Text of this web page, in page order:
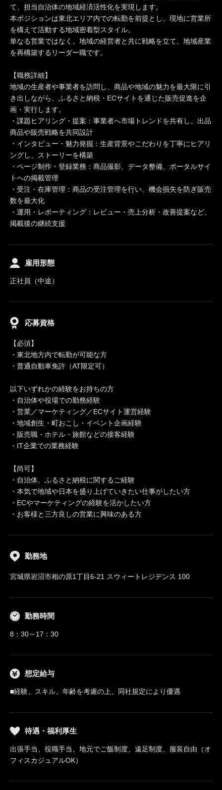
て、担当自治体の地域経済活性化を実現します。
本ポジションは東北エリア内での転勤を前提とし、現地に営業所
を構えて活動する地域密着型スタイル。
単なる営業ではなく、地域の経営者と共に戦略を立て、地域産業
を再構築するリーダー職です。
【職務詳細】
地域の生産者や事業者を訪問し、商品や地域の魅力を最大限に引
き出しながら、ふるさと納税・ECサイトを通じた販売促進を企
画・実行します。
・課題ヒアリング・提案：事業者へ市場トレンドを共有し、出品
商品や販売戦略を共同設計
・インタビュー・魅力発掘：生産背景やこだわりを丁寧にヒアリ
ングし、ストーリーを構築
・ページ制作・登録業務：商品撮影、データ整備、ポータルサイ
トへの掲載管理
・受注・在庫管理：商品の受注管理を行い、機会損失を防ぎ販売
数を最大化
・運用・レポーティング：レビュー・売上分析・改善提案など、
掲載後の継続支援
雇用形態
正社員（中途）
応募資格
【必須】
・東北地方内で転勤が可能な方
・普通自動車免許（AT限定可）
以下いずれかの経験をお持ちの方
・自治体や役場での勤務経験
・営業／マーケティング／ECサイト運営経験
・地域創生・町おこし・イベント企画経験
・販売職・ホテル・旅館などの接客経験
・IT企業での業務経験
【尚可】
・自治体、ふるさと納税に関するご経験
・本気で地域や日本を盛り上げていきたい仕事がしたい方
・ECやマーケティングの経験を活かしたい方
・お客様と三方良しの営業に興味のある方
勤務地
宮城県岩沼市相の原1丁目6-21 スウィートレジデンス 100
勤務時間
8：30～17：30
想定給与
■経験、スキル、年齢を考慮の上、同社規定により優遇
待遇・福利厚生
出張手当、役職手当、地元でご飯制度、遠足制度、服装自由（オ
フィスカジュアルOK）